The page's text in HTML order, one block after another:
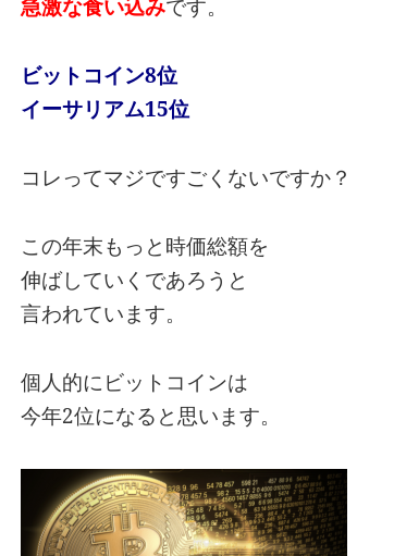
急激な食い込みです。
ビットコイン8位
イーサリアム15位
コレってマジですごくないですか？
この年末もっと時価総額を
伸ばしていくであろうと
言われています。
個人的にビットコインは
今年2位になると思います。